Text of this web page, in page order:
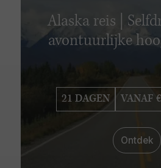
Alaska reis |
avontuurlijke
21 DAGEN VANAF
Ontdek